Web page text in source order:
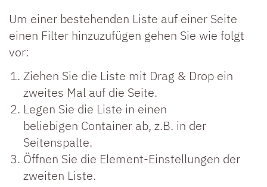
Um einer bestehenden Liste auf einer Seite
einen Filter hinzuzufügen gehen Sie wie folgt
vor:
Ziehen Sie die Liste mit Drag & Drop ein
zweites Mal auf die Seite.
Legen Sie die Liste in einen
beliebigen Container ab, z.B. in der
Seitenspalte.
Öffnen Sie die Element-Einstellungen der
zweiten Liste.